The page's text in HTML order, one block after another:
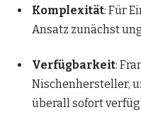
Komplexität: Für
Ansatz zunächst
Verfügbarkeit:
Nischenhersteller,
überall sofort